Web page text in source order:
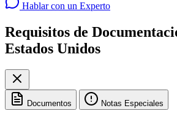
Hablar con un Experto
Requisitos de
Estados Unidos
Documentos Notas Especiales